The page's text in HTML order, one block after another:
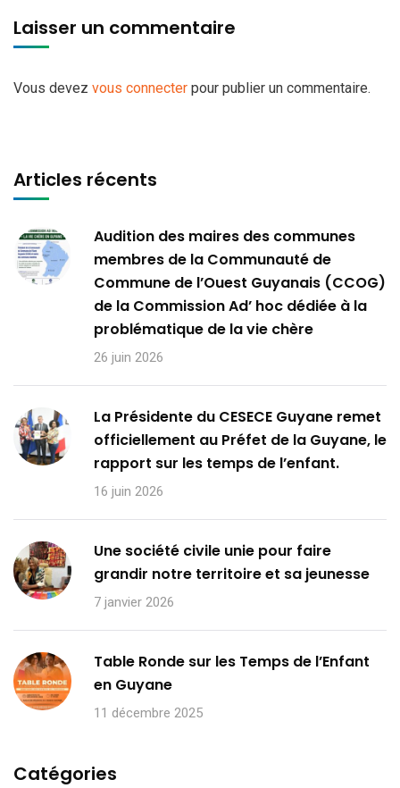
Laisser un commentaire
Vous devez vous connecter pour publier un commentaire.
Articles récents
Audition des maires des communes
membres de la Communauté de
Commune de l’Ouest Guyanais (CCOG)
de la Commission Ad’ hoc dédiée à la
problématique de la vie chère
26 juin 2026
La Présidente du CESECE Guyane remet
officiellement au Préfet de la Guyane, le
rapport sur les temps de l’enfant.
16 juin 2026
Une société civile unie pour faire
grandir notre territoire et sa jeunesse
7 janvier 2026
Table Ronde sur les Temps de l’Enfant
en Guyane
11 décembre 2025
Catégories